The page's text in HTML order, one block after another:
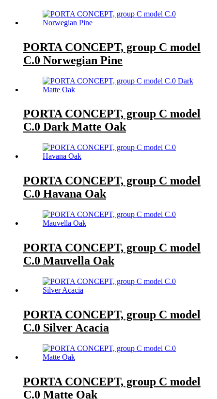
PORTA CONCEPT, group C model
C.0 Norwegian Pine
PORTA CONCEPT, group C model
C.0 Dark Matte Oak
PORTA CONCEPT, group C model
C.0 Havana Oak
PORTA CONCEPT, group C model
C.0 Mauvella Oak
PORTA CONCEPT, group C model
C.0 Silver Acacia
PORTA CONCEPT, group C model
C.0 Matte Oak